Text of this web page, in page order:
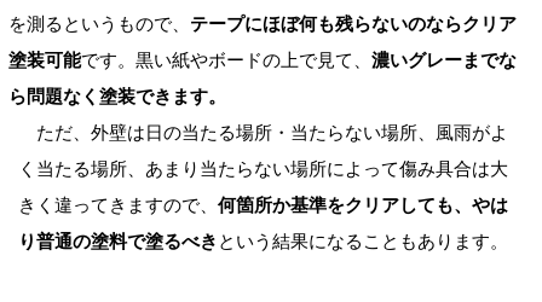
を測るというもので、 テープにほぼ何も残らないのならクリア
塗装可能です。黒い紙やボードの上で見て、 濃いグレーまでな
ら問題なく塗装できます。
ただ、外壁は日の当たる場所・当たらない場所、風雨がよ
く当たる場所、あまり当たらない場所によって傷み具合は大
きく違ってきますので、 何箇所か基準をクリアしても、やは
り普通の塗料で塗るべき という結果になることもあります。